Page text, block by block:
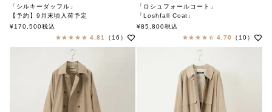
「シルキーダッフル」
【予約】9月末頃入荷予定
「Silky duffel」
¥170,500税込
4.81
（16）
「ロシュフォールコート」
「Loshfall Coat」
soutiencollar（ステンカラー）
¥85,800税込
4.70
（10）